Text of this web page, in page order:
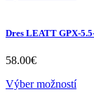
Dres LEATT GPX-
58.00€
Výber možností